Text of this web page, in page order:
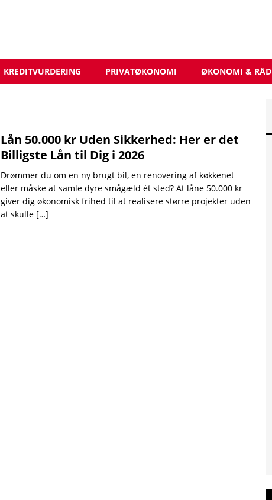
KREDITVURDERING PRIVATØKONOMI ØKONOMI & RÅD
Lån 50.000 kr Uden Sikkerhed: Her er det
Billigste Lån til Dig i 2026
Drømmer du om en ny brugt bil, en renovering af køkkenet
eller måske at samle dyre smågæld ét sted? At låne 50.000 kr
giver dig økonomisk frihed til at realisere større projekter uden
at skulle […]